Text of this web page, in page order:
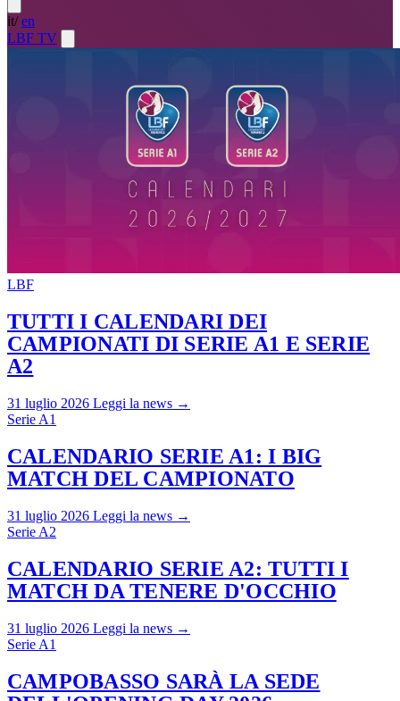
it/ en
LBF TV
LBF
TUTTI I CALENDARI DEI
CAMPIONATI DI SERIE A1 E SERIE
A2
31 luglio 2026 Leggi la news →
Serie A1
CALENDARIO SERIE A1: I BIG
MATCH DEL CAMPIONATO
31 luglio 2026 Leggi la news →
Serie A2
CALENDARIO SERIE A2: TUTTI I
MATCH DA TENERE D'OCCHIO
31 luglio 2026 Leggi la news →
Serie A1
CAMPOBASSO SARÀ LA SEDE